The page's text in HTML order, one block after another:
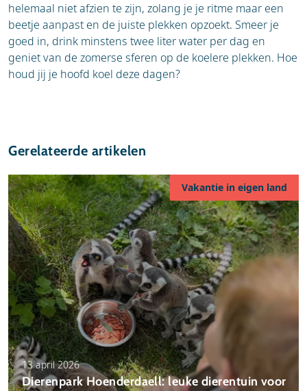
helemaal niet afzien te zijn, zolang je je ritme maar een
beetje aanpast en de juiste plekken opzoekt. Smeer je
goed in, drink minstens twee liter water per dag en
geniet van de zomerse sferen op de koelere plekken. Hoe
houd jij je hoofd koel deze dagen?
Gerelateerde artikelen
Vakantie in eigen land
13 april 2026
Dierenpark Hoenderdaell: leuke dierentuin voor